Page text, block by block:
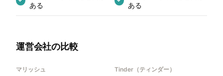
ある
ある
運営会社の比較
マリッシュ Tinder（ティンダー）